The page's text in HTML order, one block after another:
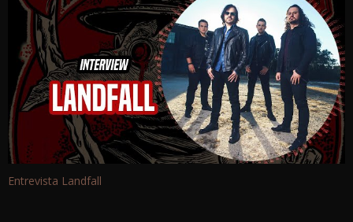
Entrevista Landfall